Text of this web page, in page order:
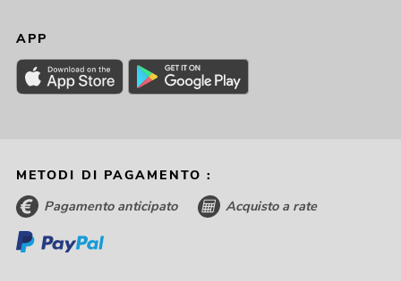
APP
METODI DI PAGAMENTO :
Pagamento anticipato Acquisto a rate